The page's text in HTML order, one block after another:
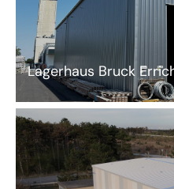
Lagerhaus Bruck